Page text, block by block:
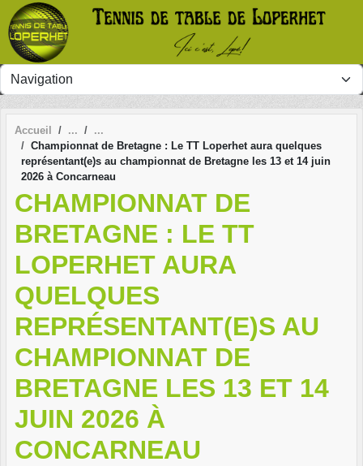
Accueil
Championnat de Bretagne : Le TT Loperhet aura quelques
représentant(e)s au championnat de Bretagne les 13 et 14 juin
2026 à Concarneau
CHAMPIONNAT DE
BRETAGNE : LE TT
LOPERHET AURA
QUELQUES
REPRÉSENTANT(E)S AU
CHAMPIONNAT DE
BRETAGNE LES 13 ET 14
JUIN 2026 À
CONCARNEAU
Panneau de gestion des cookies